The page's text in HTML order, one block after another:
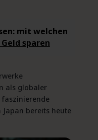
mit welchen
sparen
als globaler
bereits heute